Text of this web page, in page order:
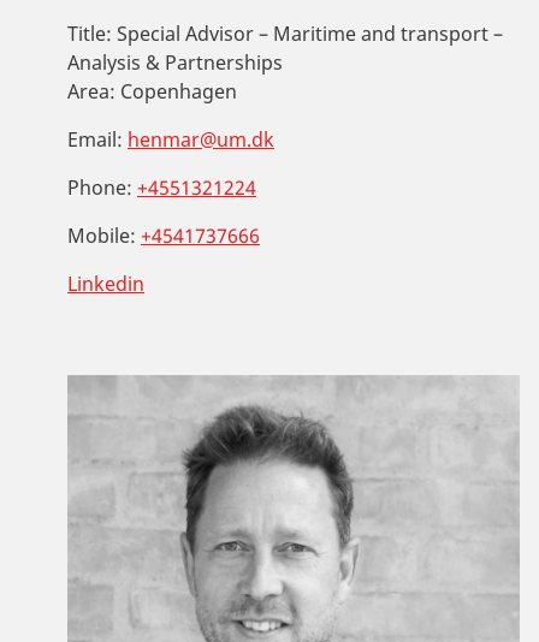
Title: Special Advisor – Maritime and transport –
Analysis & Partnerships
Area: Copenhagen
Email: henmar@um.dk
Phone: +4551321224
Mobile: +4541737666
Linkedin